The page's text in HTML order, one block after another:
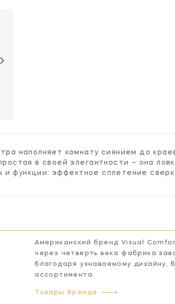
наполняет комнату сиянием до
в своей элегантности – она
функции: эффектное сплетение
Американский бренд Visual
через четверть века фабрика
благодаря узнаваемому дизайну,
ассортимента.
Товары бренда